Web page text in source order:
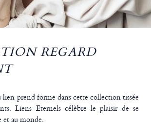
REGARD
prend forme dans cette collection tissée
Liens Eternels célèbre le plaisir de se
et au monde.